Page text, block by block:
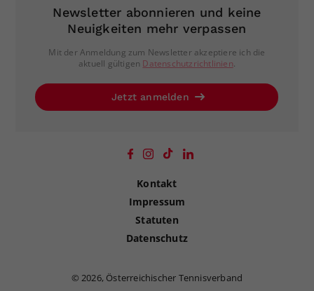
Newsletter abonnieren und keine
Neuigkeiten mehr verpassen
Mit der Anmeldung zum Newsletter akzeptiere ich die
aktuell gültigen Datenschutzrichtlinien.
Jetzt anmelden
Kontakt
Impressum
Statuten
Datenschutz
©2026, Österreichischer Tennisverband